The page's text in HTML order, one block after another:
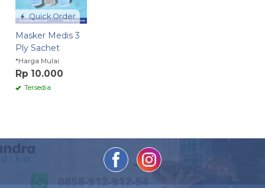
Quick Order
Masker Medis 3
Ply Sachet
*Harga Mulai
Rp 10.000
Tersedia